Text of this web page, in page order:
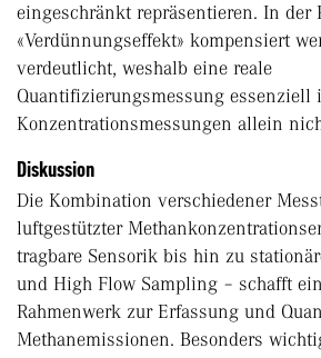
eingeschränkt repräsentieren. In der
«Verdünnungseffekt» kompensiert
verdeutlicht, weshalb eine reale
Quantifizierungsmessung essenziell
Konzentrationsmessungen allein
Diskussion
Die Kombination verschiedener
luftgestützter
tragbare Sensorik bis hin zu
und High Flow Sampling – schafft
Rahmenwerk zur Erfassung und
Methanemissionen. Besonders